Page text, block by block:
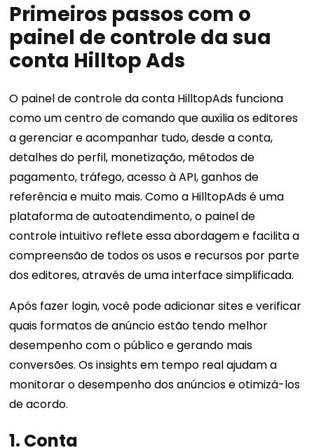
Primeiros passos com o
painel de controle da sua
conta Hilltop Ads
O painel de controle da conta HilltopAds funciona
como um centro de comando que auxilia os editores
a gerenciar e acompanhar tudo, desde a conta,
detalhes do perfil, monetização, métodos de
pagamento, tráfego, acesso à API, ganhos de
referência e muito mais. Como a HilltopAds é uma
plataforma de autoatendimento, o painel de
controle intuitivo reflete essa abordagem e facilita a
compreensão de todos os usos e recursos por parte
dos editores, através de uma interface simplificada.
Após fazer login, você pode adicionar sites e verificar
quais formatos de anúncio estão tendo melhor
desempenho com o público e gerando mais
conversões. Os insights em tempo real ajudam a
monitorar o desempenho dos anúncios e otimizá-los
de acordo.
1. Conta